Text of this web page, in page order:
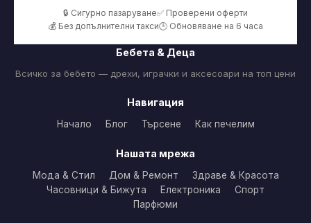
🔒 Сигурно пазаруване✅ Проверени оферти
💰 Без допълнителни такси🕒 Обновяване на 6 часа
Бебета & Деца
Всичко за бебето — дрехи, играчки и аксесоари на топ цени
Навигация
Начало Блог Търсене Как печелим
Нашата мрежа
Мода & Стил Дом & Ремонт
Здраве & Красота
Часовници & Бижута
Електроника
Спорт
Парфюми